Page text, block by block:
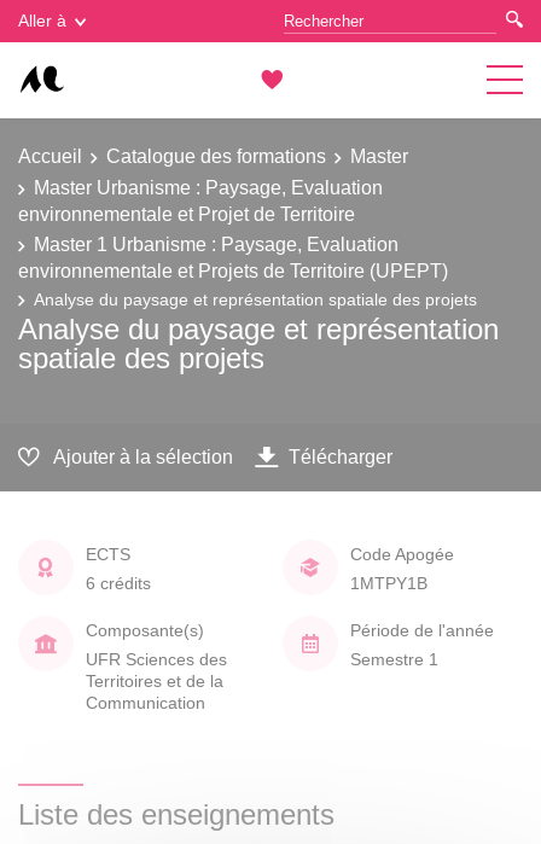
Aller à
Accueil Catalogue des formations
Master
Master Urbanisme : Paysage, Evaluation
environnementale et Projet de Territoire
Master 1 Urbanisme : Paysage, Evaluation
environnementale et Projets de Territoire (UPEPT)
Analyse du paysage et représentation spatiale des projets
Analyse du paysage et représentation
spatiale des projets
Ajouter à la sélection Télécharger
ECTS
6 crédits
Code Apogée
1MTPY1B
Composante(s)
UFR Sciences des
Territoires et de la
Communication
Période de l'année
Semestre 1
Liste des enseignements
Gestion des cookies